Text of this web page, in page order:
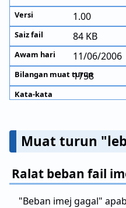
1.00
84 KB
11/06/2006
1758
Muat turun
Ralat beban fail
"Beban imej gagal"